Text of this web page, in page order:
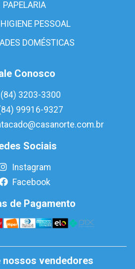
PAPELARIA
HIGIENE PESSOAL
DOMÉSTICAS
Conosco
(84) 3203-3300
99916-9327
Sociais
Instagram
Facebook
de Pagamento
nossos vendedores